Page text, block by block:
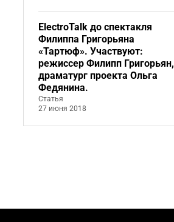
ElectroTalk до спектакля
Филиппа Григорьяна
«Тартюф». Участвуют:
режиссер Филипп Григорьян,
драматург проекта Ольга
Федянина.
Статья
27 июня 2018